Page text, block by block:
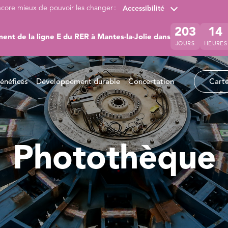
mieux de pouvoir les changer : Accessibilité
de la ligne E du RER à Mantes-la-Jolie dans 203
JOURS
14
HEURES
Développement durable Concertation
Photothèque